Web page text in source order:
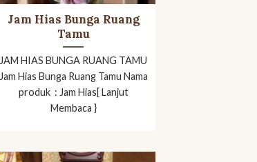
Jam Hias Bunga Ruang
Tamu
JAM HIAS BUNGA RUANG TAMU
Jam Hias Bunga Ruang Tamu Nama
produk : Jam Hias[ Lanjut
Membaca }